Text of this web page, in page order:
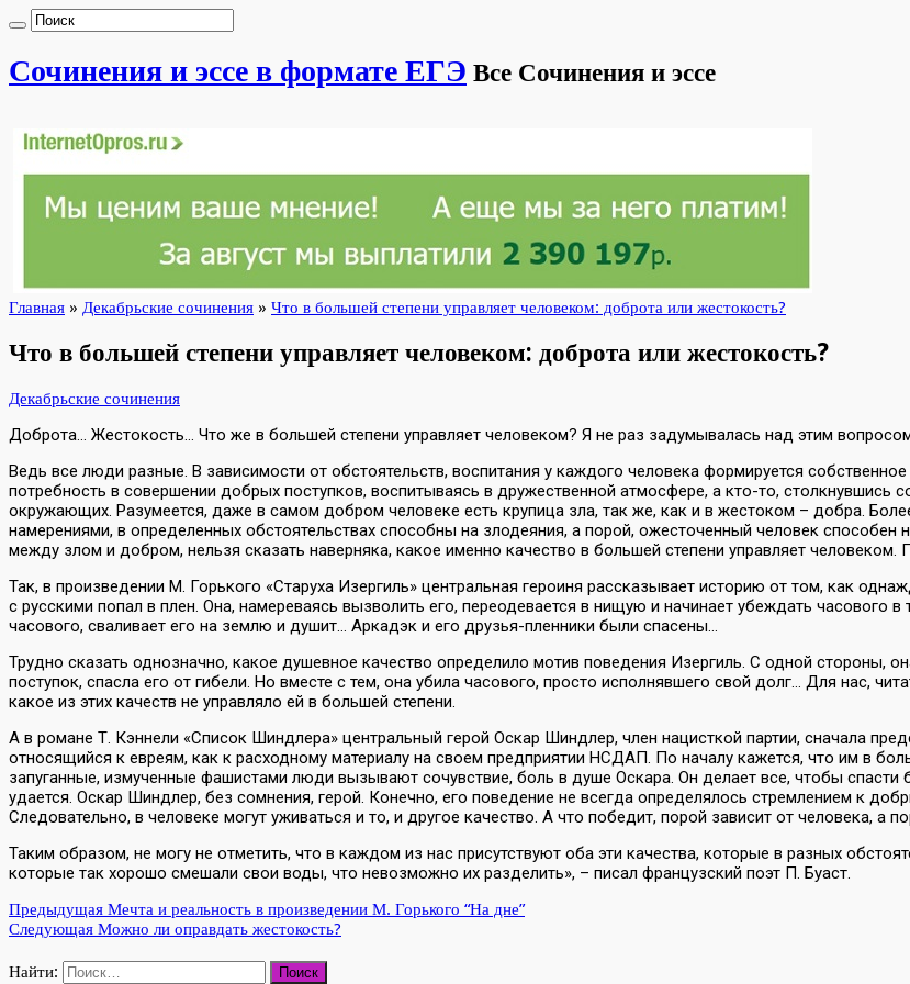
Сочинения и эссе в формате ЕГЭ Все Сочинения и эссе
Главная » Декабрьские сочинения » Что в большей степени управляет человеком: доброта или жестокость?
Что в большей степени управляет человеком: доброта или жестокость?
Декабрьские сочинения
Доброта… Жестокость… Что же в большей степени управляет человеком? Я не раз задумывалась над этим
Ведь все люди разные. В зависимости от обстоятельств, воспитания у каждого человека формируется
потребность в совершении добрых поступков, воспитываясь в дружественной атмосфере, а кто-то,
окружающих. Разумеется, даже в самом добром человеке есть крупица зла, так же, как и в жестоком – добра.
намерениями, в определенных обстоятельствах способны на злодеяния, а порой, ожесточенный человек
между злом и добром, нельзя сказать наверняка, какое именно качество в большей степени управляет
Так, в произведении М. Горького «Старуха Изергиль» центральная героиня рассказывает историю от том, как
с русскими попал в плен. Она, намереваясь вызволить его, переодевается в нищую и начинает убеждать часового
часового, сваливает его на землю и душит… Аркадэк и его друзья-пленники были спасены…
Трудно сказать однозначно, какое душевное качество определило мотив поведения Изергиль. С одной стороны,
поступок, спасла его от гибели. Но вместе с тем, она убила часового, просто исполнявшего свой долг… Для нас,
какое из этих качеств не управляло ей в большей степени.
А в романе Т. Кэннели «Список Шиндлера» центральный герой Оскар Шиндлер, член нацисткой партии, сначала
относящийся к евреям, как к расходному материалу на своем предприятии НСДАП. По началу кажется, что им в
запуганные, измученные фашистами люди вызывают сочувствие, боль в душе Оскара. Он делает все, чтобы спасти
удается. Оскар Шиндлер, без сомнения, герой. Конечно, его поведение не всегда определялось стремлением к
Следовательно, в человеке могут уживаться и то, и другое качество. А что победит, порой зависит от человека, а
Таким образом, не могу не отметить, что в каждом из нас присутствуют оба эти качества, которые в разных
которые так хорошо смешали свои воды, что невозможно их разделить», – писал французский поэт П. Буаст.
Предыдущая Мечта и реальность в произведении М. Горького “На дне”
Следующая Можно ли оправдать жестокость?
Найти: